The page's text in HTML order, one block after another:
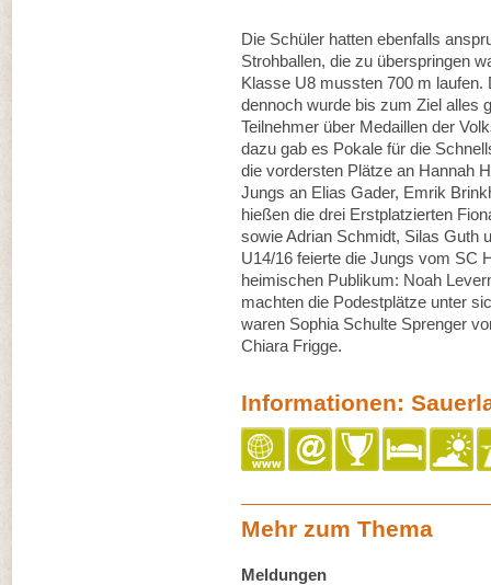
Die Schüler hatten ebenfalls
Strohballen, die zu überspringen
Klasse U8 mussten 700 m laufen.
dennoch wurde bis zum Ziel alles
Teilnehmer über Medaillen der
dazu gab es Pokale für die
die vordersten Plätze an Hannah
Jungs an Elias Gader, Emrik
hießen die drei Erstplatzierten
sowie Adrian Schmidt, Silas Guth
U14/16 feierte die Jungs vom SC
heimischen Publikum: Noah
machten die Podestplätze unter
waren Sophia Schulte Sprenger
Chiara Frigge.
Informationen:
Mehr zum Thema
Meldungen